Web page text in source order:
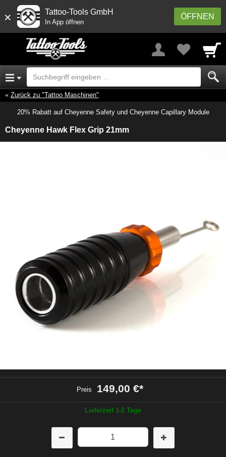
× ÖFFNEN
Tattoo-Tools GmbH
In App öffnen
Zurück zu "Tattoo Maschinen"
20% Rabatt auf Cheyenne Safety und Cheyenne Capillary Module
Cheyenne Hawk Flex Grip 21mm
Preis 149,00 €*
Lieferzeit 1-2 Tage